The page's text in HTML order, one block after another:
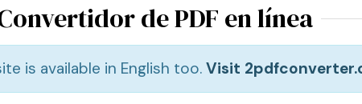
de PDF en línea
is available in English too.Visit